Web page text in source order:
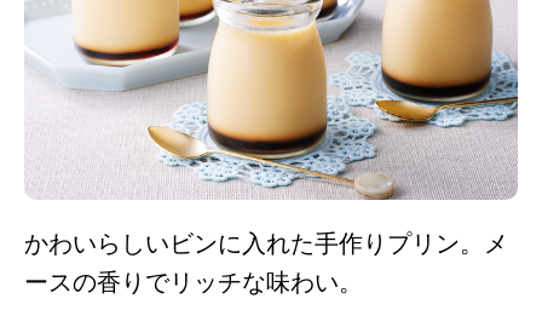
かわいらしいビンに入れた手作りプリン。メ
ースの香りでリッチな味わい。